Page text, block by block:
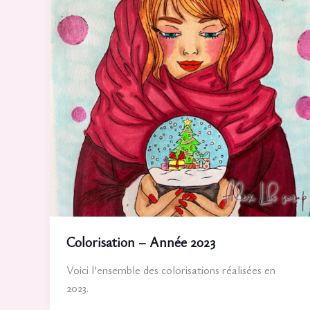
Colorisation – Année 2023
Voici l’ensemble des colorisations réalisées en
2023.